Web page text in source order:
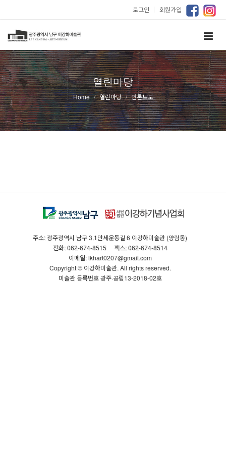
로그인 ｜ 회원가입
열린마당
Home 열린마당 언론보도
주소: 광주광역시 남구 3.1만세운동길 6 이강하미술관 (양림동)
전화: 062-674-8515
팩스: 062-674-8514
이메일: lkhart0207@gmail.com
Copyright © 이강하미술관. All rights reserved.
미술관 등록번호 광주·공립13-2018-02호